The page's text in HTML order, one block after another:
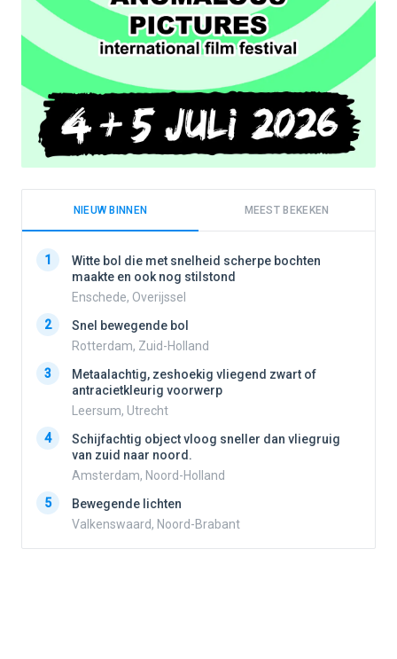
NIEUW BINNEN MEEST BEKEKEN
1
Witte bol die met snelheid scherpe bochten
maakte en ook nog stilstond
Enschede, Overijssel
2
Snel bewegende bol
Rotterdam, Zuid-Holland
3
Metaalachtig, zeshoekig vliegend zwart of
antracietkleurig voorwerp
Leersum, Utrecht
4
Schijfachtig object vloog sneller dan vliegruig
van zuid naar noord.
Amsterdam, Noord-Holland
5
Bewegende lichten
Valkenswaard, Noord-Brabant